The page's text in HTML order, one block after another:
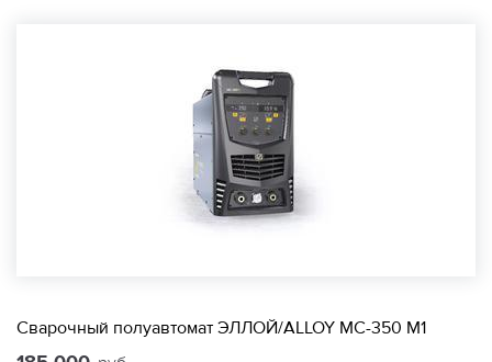
Сварочный полуавтомат ЭЛЛОЙ/ALLOY МС-350 М1